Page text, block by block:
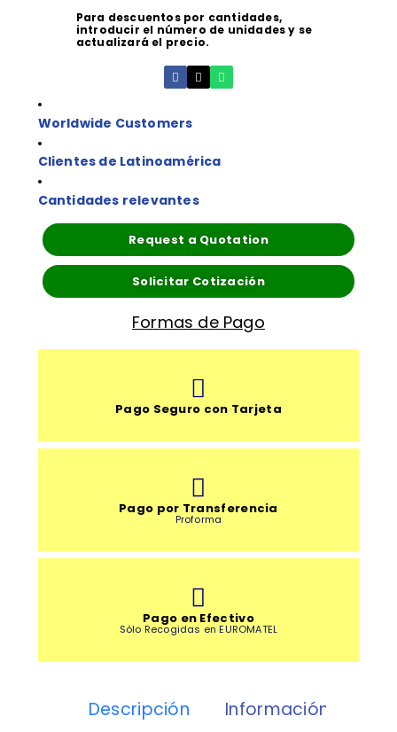
Para descuentos por cantidades,
introducir el número de unidades y se
actualizará el precio.
Worldwide Customers
Clientes de Latinoamérica
Cantidades relevantes
Request a Quotation
Solicitar Cotización
Formas de Pago
Pago Seguro con Tarjeta
Pago por Transferencia
Proforma
Pago en Efectivo
Sólo Recogidas en EUROMATEL
Descripción Información